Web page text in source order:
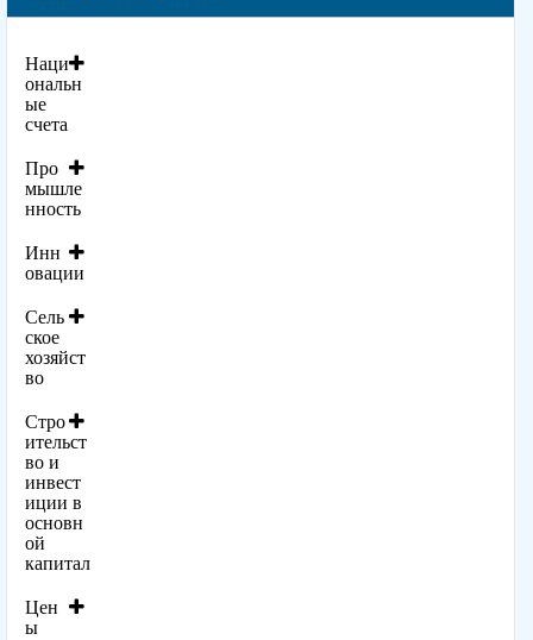
Наци
ональн
ые
счета
Про
мышле
нность
Инн
овации
Сель
ское
хозяйст
во
Стро
ительст
во и
инвест
иции в
основн
ой
капитал
Цен
ы